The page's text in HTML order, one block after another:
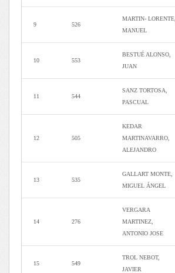
9 526
MARTIN- LORENTE,
MANUEL
10 553
BESTUÉ ALONSO,
JUAN
11 544
SANZ TORTOSA,
PASCUAL
12 505
KEDAR
MARTINAVARRO,
ALEJANDRO
13 535
GALLART MONTE,
MIGUEL ÁNGEL
14 276
VERGARA
MARTINEZ,
ANTONIO JOSE
15 549
TROL NEBOT,
JAVIER